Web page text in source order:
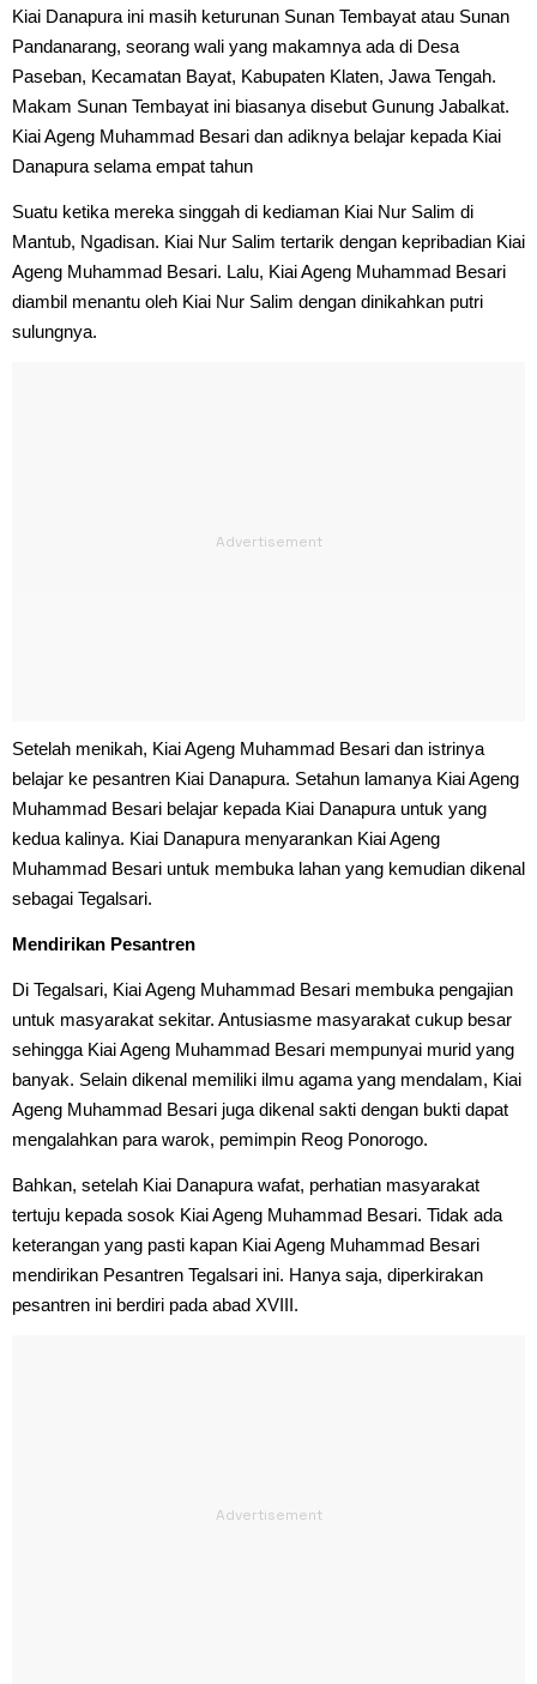
Kiai Danapura ini masih keturunan Sunan Tembayat atau Sunan
Pandanarang, seorang wali yang makamnya ada di Desa
Paseban, Kecamatan Bayat, Kabupaten Klaten, Jawa Tengah.
Makam Sunan Tembayat ini biasanya disebut Gunung Jabalkat.
Kiai Ageng Muhammad Besari dan adiknya belajar kepada Kiai
Danapura selama empat tahun
Suatu ketika mereka singgah di kediaman Kiai Nur Salim di
Mantub, Ngadisan. Kiai Nur Salim tertarik dengan kepribadian Kiai
Ageng Muhammad Besari. Lalu, Kiai Ageng Muhammad Besari
diambil menantu oleh Kiai Nur Salim dengan dinikahkan putri
sulungnya.
Setelah menikah, Kiai Ageng Muhammad Besari dan istrinya
belajar ke pesantren Kiai Danapura. Setahun lamanya Kiai Ageng
Muhammad Besari belajar kepada Kiai Danapura untuk yang
kedua kalinya. Kiai Danapura menyarankan Kiai Ageng
Muhammad Besari untuk membuka lahan yang kemudian dikenal
sebagai Tegalsari.
Mendirikan Pesantren
Di Tegalsari, Kiai Ageng Muhammad Besari membuka pengajian
untuk masyarakat sekitar. Antusiasme masyarakat cukup besar
sehingga Kiai Ageng Muhammad Besari mempunyai murid yang
banyak. Selain dikenal memiliki ilmu agama yang mendalam, Kiai
Ageng Muhammad Besari juga dikenal sakti dengan bukti dapat
mengalahkan para warok, pemimpin Reog Ponorogo.
Bahkan, setelah Kiai Danapura wafat, perhatian masyarakat
tertuju kepada sosok Kiai Ageng Muhammad Besari. Tidak ada
keterangan yang pasti kapan Kiai Ageng Muhammad Besari
mendirikan Pesantren Tegalsari ini. Hanya saja, diperkirakan
pesantren ini berdiri pada abad XVIII.